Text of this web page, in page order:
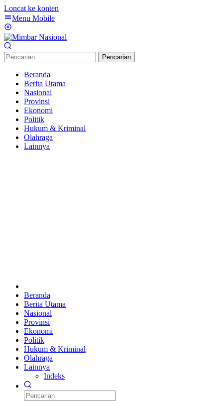
Loncat ke konten
Menu Mobile
Pencarian
Beranda
Berita Utama
Nasional
Provinsi
Ekonomi
Politik
Hukum & Kriminal
Olahraga
Lainnya
Beranda
Berita Utama
Nasional
Provinsi
Ekonomi
Politik
Hukum & Kriminal
Olahraga
Lainnya
Indeks